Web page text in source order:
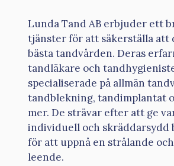
Lunda Tand AB erbjuder ett
tjänster för att säkerställa att
bästa tandvården. Deras
tandläkare och
specialiserade på allmän
tandblekning, tandimplantat
mer. De strävar efter att ge
individuell och skräddarsydd
för att uppnå en strålande
leende.